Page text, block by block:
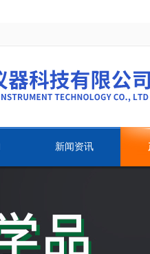
新闻资讯